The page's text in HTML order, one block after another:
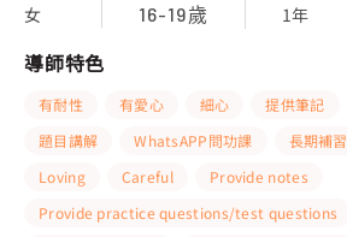
女 16-19歲 1年
導師特色
有耐性 有愛心 細心 提供筆記
題目講解
WhatsAPP問功課 長期補習
Loving
Careful
Provide notes
Provide practice questions/test questions